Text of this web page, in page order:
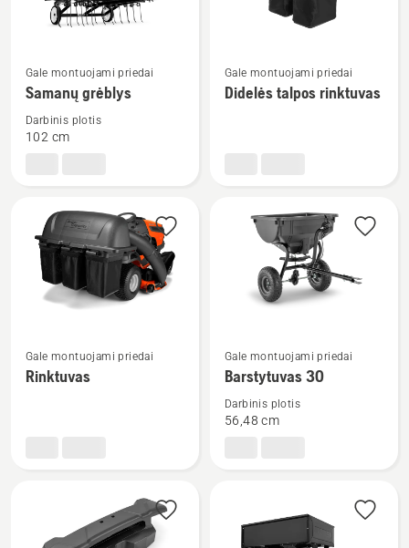
platforma
72-
01)
daugiau
detalių
apie
Gale montuojami priedai
Samanų grėblys
Darbinis plotis
102 cm
daugiau
detalių
Gale montuojami priedai
Didelės talpos rinktuvas
daugiau
detalių
Gale montuojami priedai
Rinktuvas
daugiau
detalių
apie
Barstytuvas
Gale montuojami priedai
Barstytuvas 30
Darbinis plotis
56,48 cm